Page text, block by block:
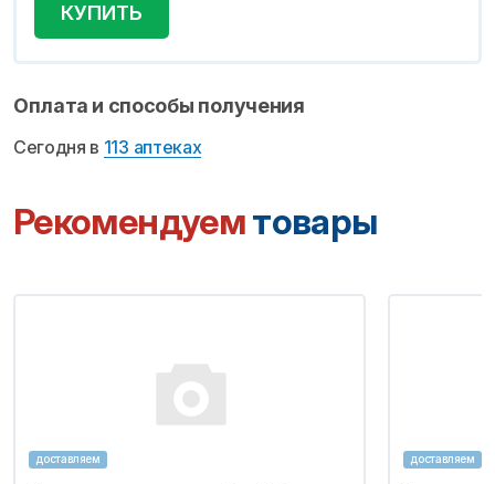
КУПИТЬ
Оплата и способы получения
Сегодня в 113 аптеках
Рекомендуемтовары
доставляем доставляем